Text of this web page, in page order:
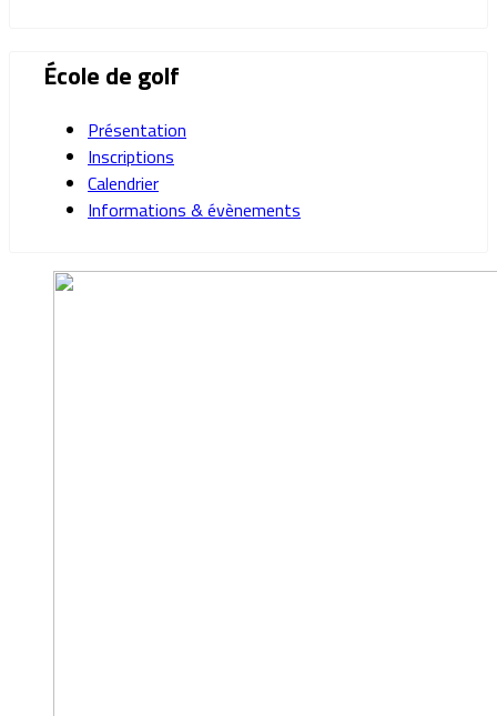
École de golf
Présentation
Inscriptions
Calendrier
Informations & évènements